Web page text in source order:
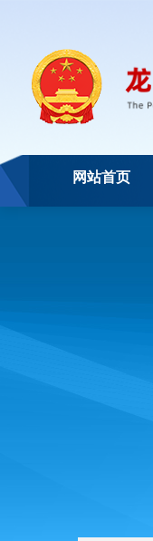
网站首页